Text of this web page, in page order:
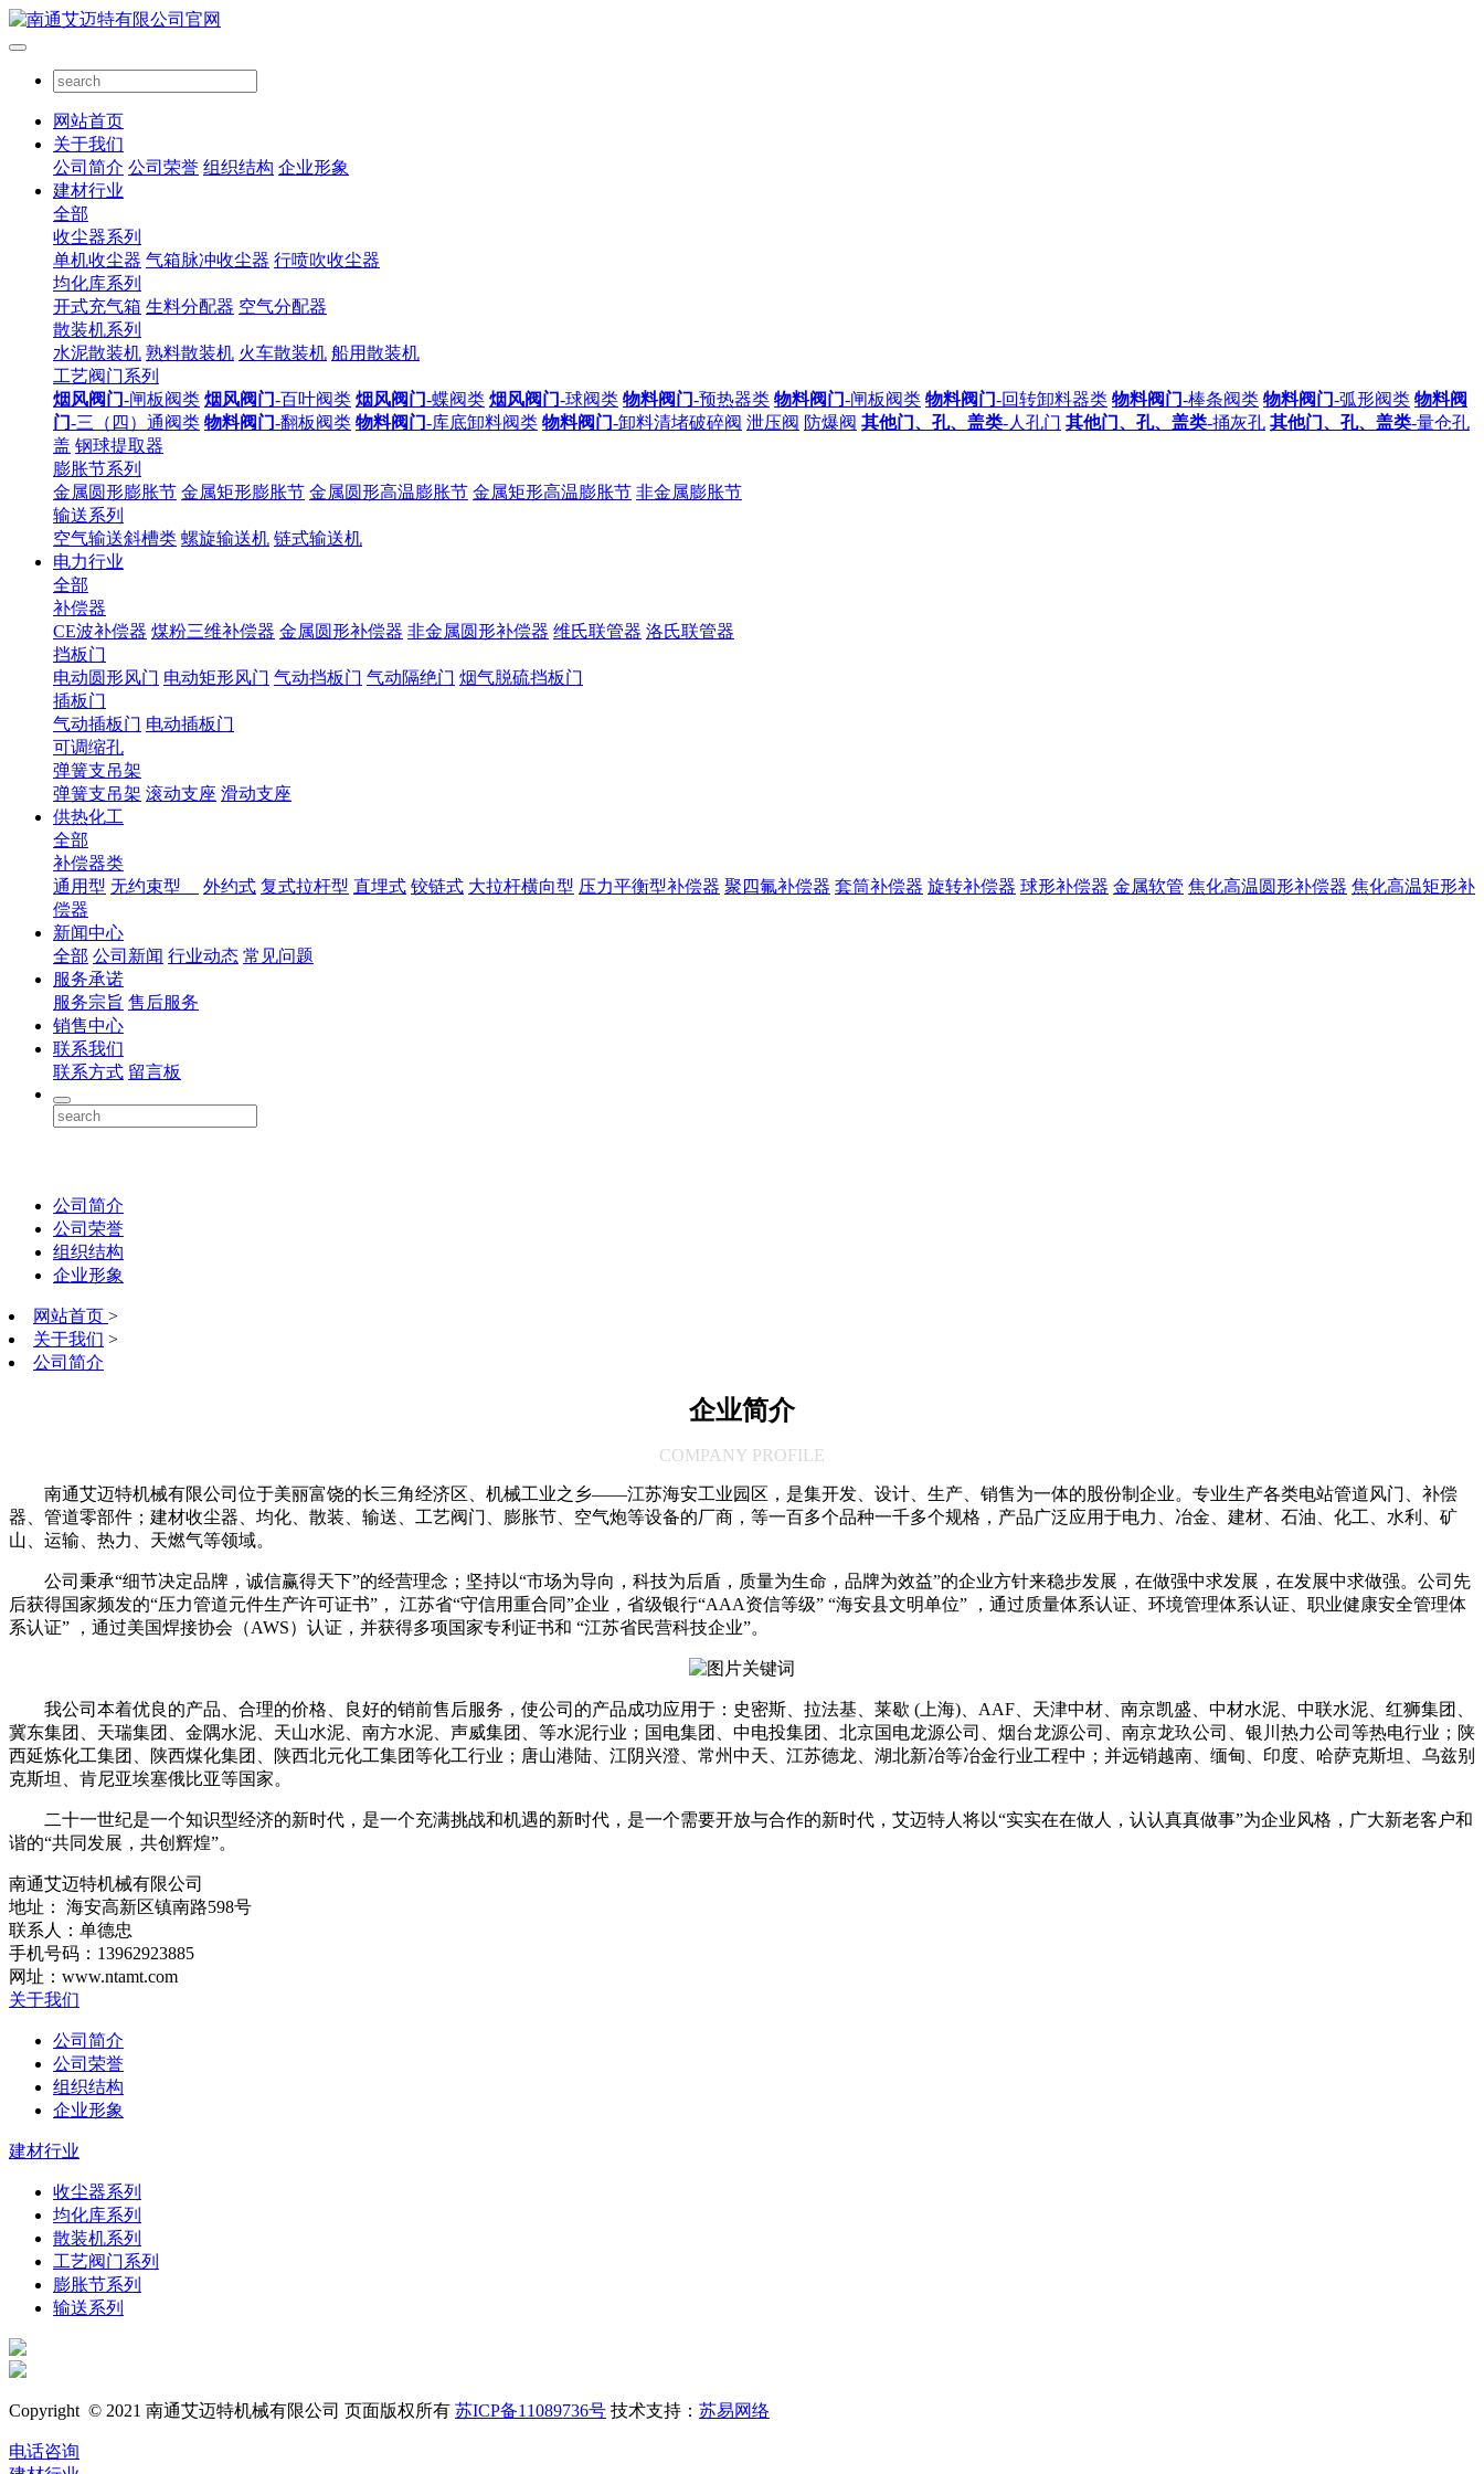
网站首页
关于我们
公司简介 公司荣誉 组织结构 企业形象
建材行业
全部
收尘器系列
单机收尘器 气箱脉冲收尘器 行喷吹收尘器
均化库系列
开式充气箱 生料分配器 空气分配器
散装机系列
水泥散装机 熟料散装机 火车散装机 船用散装机
工艺阀门系列
烟风阀门-闸板阀类 烟风阀门-百叶阀类 烟风阀门-蝶阀类 烟风阀门-球阀类 物料阀门-预热器类 物料阀门-闸板阀类 物料阀门-回转卸料器类 物料阀门-棒条阀类 物料阀门-弧形阀类 物料阀
门-三（四）通阀类 物料阀门-翻板阀类 物料阀门-库底卸料阀类 物料阀门-卸料清堵破碎阀 泄压阀 防爆阀 其他门、孔、盖类-人孔门 其他门、孔、盖类-捅灰孔 其他门、孔、盖类-量仓孔
盖 钢球提取器
膨胀节系列
金属圆形膨胀节 金属矩形膨胀节 金属圆形高温膨胀节 金属矩形高温膨胀节 非金属膨胀节
输送系列
空气输送斜槽类 螺旋输送机 链式输送机
电力行业
全部
补偿器
CE波补偿器 煤粉三维补偿器 金属圆形补偿器 非金属圆形补偿器 维氏联管器 洛氏联管器
挡板门
电动圆形风门 电动矩形风门 气动挡板门 气动隔绝门 烟气脱硫挡板门
插板门
气动插板门 电动插板门
可调缩孔
弹簧支吊架
弹簧支吊架 滚动支座 滑动支座
供热化工
全部
补偿器类
通用型 无约束型 外约式 复式拉杆型 直埋式 铰链式 大拉杆横向型 压力平衡型补偿器 聚四氟补偿器 套筒补偿器 旋转补偿器 球形补偿器 金属软管 焦化高温圆形补偿器 焦化高温矩形补
偿器
新闻中心
全部 公司新闻 行业动态 常见问题
服务承诺
服务宗旨 售后服务
销售中心
联系我们
联系方式 留言板
公司简介
公司荣誉
组织结构
企业形象
网站首页 >
关于我们 >
公司简介
企业简介
COMPANY PROFILE
南通艾迈特机械有限公司位于美丽富饶的长三角经济区、机械工业之乡——江苏海安工业园区，是集开发、设计、生产、销售为一体的股份制企业。专业生产各类电站管道风门、补偿
器、管道零部件；建材收尘器、均化、散装、输送、工艺阀门、膨胀节、空气炮等设备的厂商，等一百多个品种一千多个规格，产品广泛应用于电力、冶金、建材、石油、化工、水利、矿
山、运输、热力、天燃气等领域。
公司秉承“细节决定品牌，诚信赢得天下”的经营理念；坚持以“市场为导向，科技为后盾，质量为生命，品牌为效益”的企业方针来稳步发展，在做强中求发展，在发展中求做强。公司先
后获得国家频发的“压力管道元件生产许可证书”， 江苏省“守信用重合同”企业，省级银行“AAA资信等级” “海安县文明单位” ，通过质量体系认证、环境管理体系认证、职业健康安全管理体
系认证” ，通过美国焊接协会（AWS）认证，并获得多项国家专利证书和 “江苏省民营科技企业”。
我公司本着优良的产品、合理的价格、良好的销前售后服务，使公司的产品成功应用于：史密斯、拉法基、莱歇 (上海)、AAF、天津中材、南京凯盛、中材水泥、中联水泥、红狮集团、
冀东集团、天瑞集团、金隅水泥、天山水泥、南方水泥、声威集团、等水泥行业；国电集团、中电投集团、北京国电龙源公司、烟台龙源公司、南京龙玖公司、银川热力公司等热电行业；陕
西延炼化工集团、陕西煤化集团、陕西北元化工集团等化工行业；唐山港陆、江阴兴澄、常州中天、江苏德龙、湖北新冶等冶金行业工程中；并远销越南、缅甸、印度、哈萨克斯坦、乌兹别
克斯坦、肯尼亚埃塞俄比亚等国家。
二十一世纪是一个知识型经济的新时代，是一个充满挑战和机遇的新时代，是一个需要开放与合作的新时代，艾迈特人将以“实实在在做人，认认真真做事”为企业风格，广大新老客户和
谐的“共同发展，共创辉煌”。
南通艾迈特机械有限公司
地址： 海安高新区镇南路598号
联系人：单德忠
手机号码：13962923885
网址：www.ntamt.com
关于我们
公司简介
公司荣誉
组织结构
企业形象
建材行业
收尘器系列
均化库系列
散装机系列
工艺阀门系列
膨胀节系列
输送系列
Copyright © 2021 南通艾迈特机械有限公司 页面版权所有 苏ICP备11089736号 技术支持： 苏易网络
电话咨询